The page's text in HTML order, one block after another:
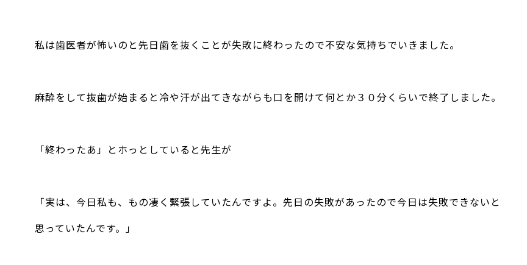
私は歯医者が怖いのと先日歯を抜くことが失敗に終わったので不安な気持ちでいきました。
麻酔をして抜歯が始まると冷や汗が出てきながらも口を開けて何とか３０分くらいで終了しました。
「終わったあ」とホっとしていると先生が
「実は、今日私も、もの凄く緊張していたんですよ。先日の失敗があったので今日は失敗できないと
思っていたんです。」